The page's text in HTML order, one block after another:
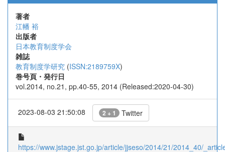
著者
江幡 裕
出版者
日本教育制度学会
雑誌
教育制度学研究 (ISSN:2189759X)
巻号頁・発行日
vol.2014, no.21, pp.40-55, 2014 (Released:2020-04-30)
2023-08-03 21:50:08 2 + 1 Twitter
https://www.jstage.jst.go.jp/article/jjseso/2014/21/2014_40/